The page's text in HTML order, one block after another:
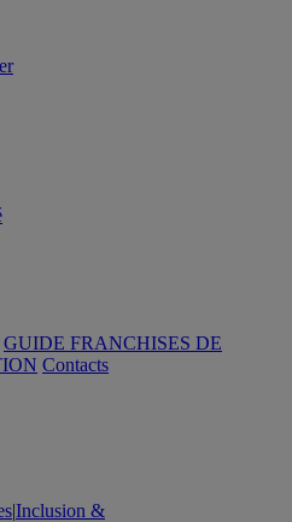
GUIDE FRANCHISES DE
Contacts
|Inclusion &